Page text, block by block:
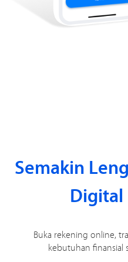
Semakin
Digital
Buka rekening online,
kebutuhan finansial